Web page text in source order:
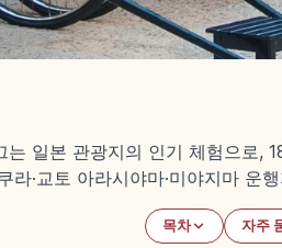
일본 관광지의 인기 체험으로,
라·교토 아라시야마·미야지마
목차 자주